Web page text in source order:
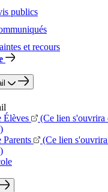
publics
et recours
Élèves
(Ce lien s'ouvrira
Parents
(Ce lien